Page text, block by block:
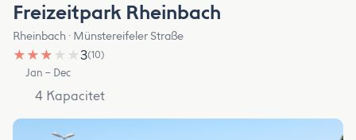
Freizeitpark Rheinbach
Rheinbach · Münstereifeler Straße
★ ★ ★ ★ ★3(10)
Jan – Dec
4 Kapacitet